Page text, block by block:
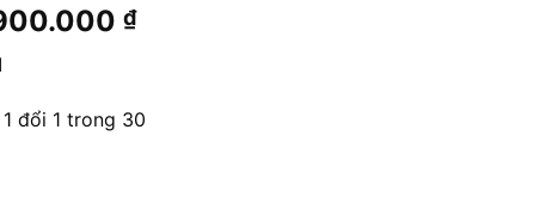
₫.
₫Giá
là:
9.900.000 ₫.
đổi 1 trong 30